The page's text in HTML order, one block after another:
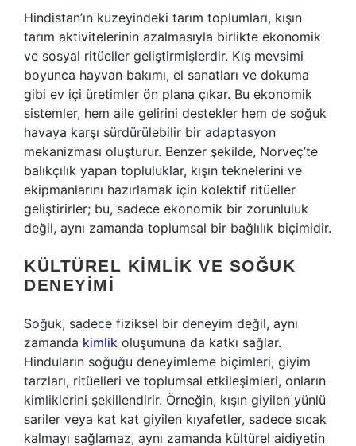
Hindistan’ın kuzeyindeki tarım toplumları, kışın
tarım aktivitelerinin azalmasıyla birlikte ekonomik
ve sosyal ritüeller geliştirmişlerdir. Kış mevsimi
boyunca hayvan bakımı, el sanatları ve dokuma
gibi ev içi üretimler ön plana çıkar. Bu ekonomik
sistemler, hem aile gelirini destekler hem de soğuk
havaya karşı sürdürülebilir bir adaptasyon
mekanizması oluşturur. Benzer şekilde, Norveç’te
balıkçılık yapan topluluklar, kışın teknelerini ve
ekipmanlarını hazırlamak için kolektif ritüeller
geliştirirler; bu, sadece ekonomik bir zorunluluk
değil, aynı zamanda toplumsal bir bağlılık biçimidir.
KÜLTÜREL KIMLIK VE SOĞUK
DENEYIMI
Soğuk, sadece fiziksel bir deneyim değil, aynı
zamanda kimlik oluşumuna da katkı sağlar.
Hinduların soğuğu deneyimleme biçimleri, giyim
tarzları, ritüelleri ve toplumsal etkileşimleri, onların
kimliklerini şekillendirir. Örneğin, kışın giyilen yünlü
sariler veya kat kat giyilen kıyafetler, sadece sıcak
kalmayı sağlamaz, aynı zamanda kültürel aidiyetin